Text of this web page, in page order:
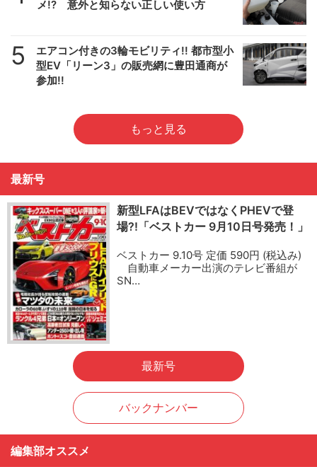
メ!? 意外と知らない正しい使い方
5
エアコン付きの3輪モビリティ!! 都市型小
型EV「リーン3」の販売網に豊田通商が
参加!!
もっと見る
最新号
新型LFAはBEVではなくPHEVで登
場?!「ベストカー 9月10日号発売！」
ベストカー 9.10号 定価 590円 (税込み)
自動車メーカー出演のテレビ番組が
SN…
最新号
バックナンバー
編集部オススメ